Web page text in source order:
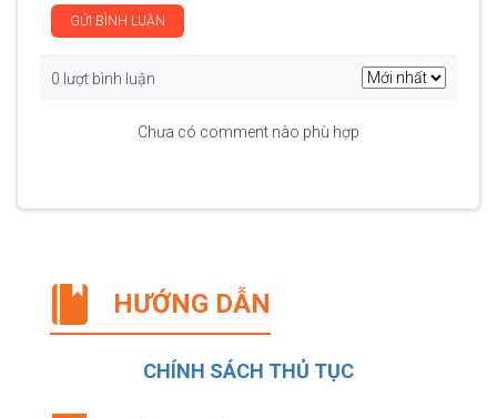
GỬI BÌNH LUẬN
0 lượt bình luận
Chưa có comment nào phù hợp
HƯỚNG DẪN
CHÍNH SÁCH THỦ TỤC